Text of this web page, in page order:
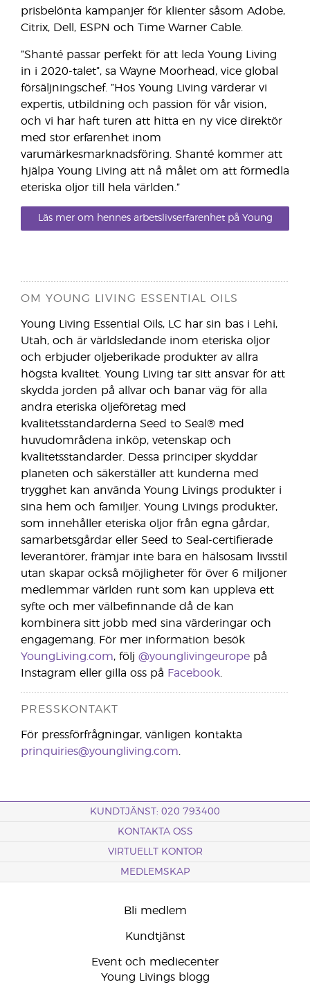
prisbelönta kampanjer för klienter såsom Adobe,
Citrix, Dell, ESPN och Time Warner Cable.
”Shanté passar perfekt för att leda Young Living
in i 2020-talet”, sa Wayne Moorhead, vice global
försäljningschef. ”Hos Young Living värderar vi
expertis, utbildning och passion för vår vision,
och vi har haft turen att hitta en ny vice direktör
med stor erfarenhet inom
varumärkesmarknadsföring. Shanté kommer att
hjälpa Young Living att nå målet om att förmedla
eteriska oljor till hela världen.”
Läs mer om hennes arbetslivserfarenhet på Young
OM YOUNG LIVING ESSENTIAL OILS
Young Living Essential Oils, LC har sin bas i Lehi,
Utah, och är världsledande inom eteriska oljor
och erbjuder oljeberikade produkter av allra
högsta kvalitet. Young Living tar sitt ansvar för att
skydda jorden på allvar och banar väg för alla
andra eteriska oljeföretag med
kvalitetsstandarderna Seed to Seal® med
huvudområdena inköp, vetenskap och
kvalitetsstandarder. Dessa principer skyddar
planeten och säkerställer att kunderna med
trygghet kan använda Young Livings produkter i
sina hem och familjer. Young Livings produkter,
som innehåller eteriska oljor från egna gårdar,
samarbetsgårdar eller Seed to Seal-certifierade
leverantörer, främjar inte bara en hälsosam livsstil
utan skapar också möjligheter för över 6 miljoner
medlemmar världen runt som kan uppleva ett
syfte och mer välbefinnande då de kan
kombinera sitt jobb med sina värderingar och
engagemang. För mer information besök
YoungLiving.com, följ @younglivingeurope på
Instagram eller gilla oss på Facebook
PRESSKONTAKT
För pressförfrågningar, vänligen kontakta
prinquiries@youngliving.com
KUNDTJÄNST: 020 793400
KONTAKTA OSS
VIRTUELLT KONTOR
MEDLEMSKAP
Bli medlem
Kundtjänst
Event och mediecenter
Young Livings blogg